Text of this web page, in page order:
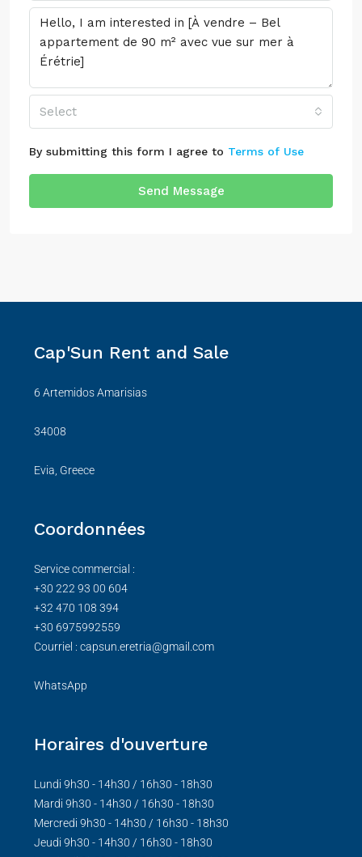
Select
By submitting this form I agree to Terms of Use
Send Message
Cap'Sun Rent and Sale
6 Artemidos Amarisias
34008
Evia, Greece
Coordonnées
Service commercial :
+30 222 93 00 604
+32 470 108 394
+30 6975992559
Courriel : capsun.eretria@gmail.com
WhatsApp
Horaires d'ouverture
Lundi 9h30 - 14h30 / 16h30 - 18h30
Mardi 9h30 - 14h30 / 16h30 - 18h30
Mercredi 9h30 - 14h30 / 16h30 - 18h30
Jeudi 9h30 - 14h30 / 16h30 - 18h30